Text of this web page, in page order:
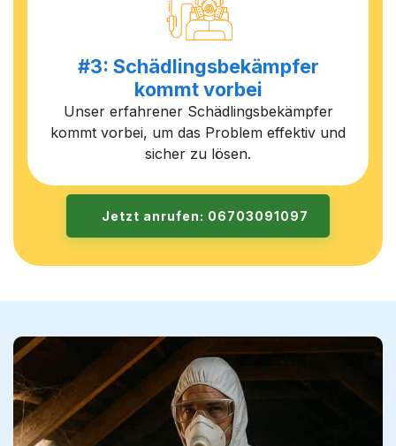
#3: Schädlingsbekämpfer
kommt vorbei
Unser erfahrener Schädlingsbekämpfer
kommt vorbei, um das Problem effektiv und
sicher zu lösen.
Jetzt anrufen: 06703091097